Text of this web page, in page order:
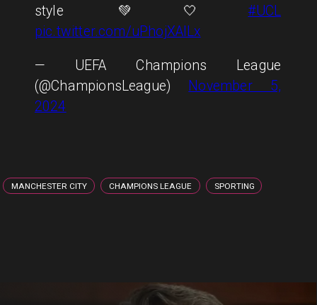
style 💚🤍#UCL
pic.twitter.com/uPhojXAILx
— UEFA Champions League
(@ChampionsLeague)
November 5,
2024
MANCHESTER CITY CHAMPIONS LEAGUE SPORTING